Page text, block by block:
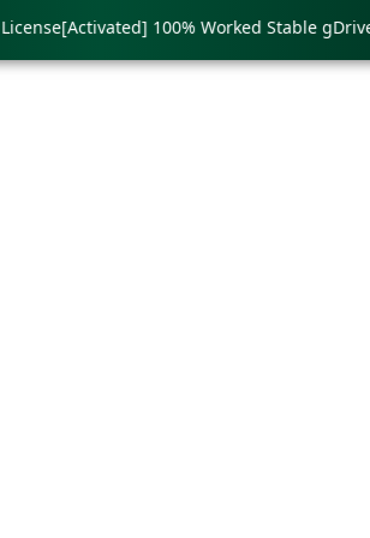
100% Worked Stable gDrive